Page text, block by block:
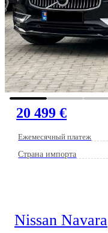
20 499 €
Ежемесячный платеж
Страна импорта
Nissan Navara